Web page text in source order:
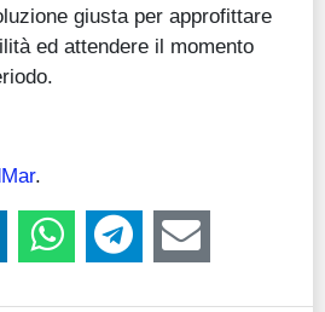
giusta per approfittare
ed attendere il momento
.